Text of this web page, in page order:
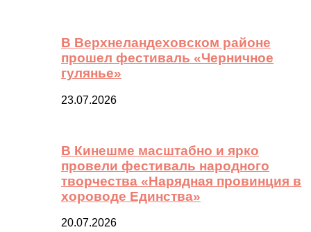
В Верхнеландеховском районе
прошел фестиваль «Черничное
гулянье»
23.07.2026
В Кинешме масштабно и ярко
провели фестиваль народного
творчества «Нарядная провинция в
хороводе Единства»
20.07.2026